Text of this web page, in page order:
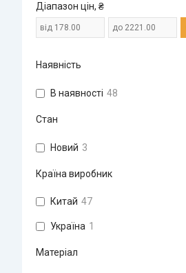
Діапазон цін, ₴
Наявність
В наявності 48
Стан
Новий 3
Країна виробник
Китай 47
Україна 1
Матеріал